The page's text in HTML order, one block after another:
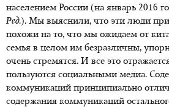
населением России (на январь 2016
Ред.). Мы выяснили, что эти люди
похожи на то, что мы ожидаем от
семья в целом им безразличны,
очень стремятся. И все это
пользуются социальными медиа.
коммуникаций принципиально
содержания коммуникаций